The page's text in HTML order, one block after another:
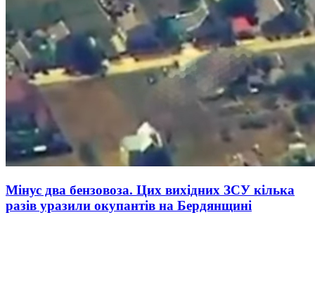
Мінус два бензовоза. Цих вихідних ЗСУ кілька
разів уразили окупантів на Бердянщині